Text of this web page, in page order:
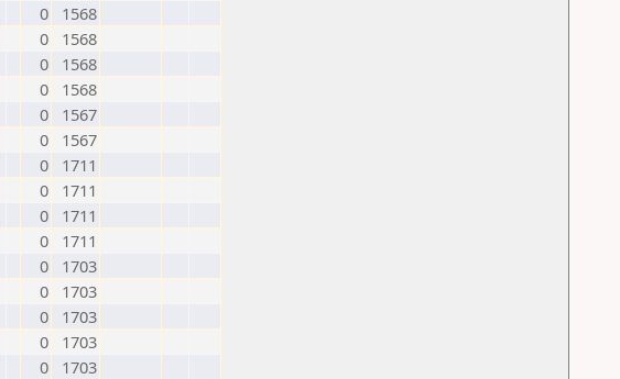
0
1568
0
1568
0
1568
0
1568
0
1567
0
1567
0
1711
0
1711
0
1711
0
1711
0
1703
0
1703
0
1703
0
1703
0 1703